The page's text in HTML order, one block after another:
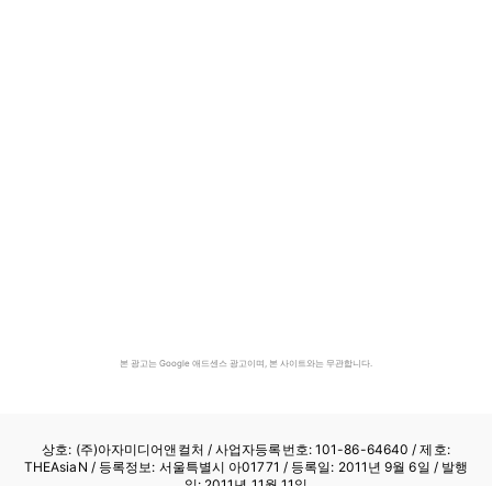
본 광고는 Google 애드센스 광고이며, 본 사이트와는 무관합니다.
상호: (주)아자미디어앤컬처 /사업자등록번호: 101-86-64640 / 제호:
THEAsiaN / 등록정보: 서울특별시 아01771 / 등록일: 2011년 9월 6일 / 발행